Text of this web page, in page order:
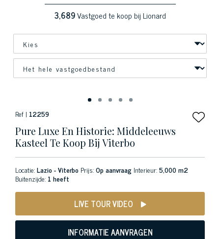
3,689Vastgoed te koop bij Lionard
Ref | 12259
Pure Luxe En Historie: Middeleeuws
Kasteel Te Koop Bij Viterbo
Locatie:Lazio - Viterbo Prijs:Op aanvraag Interieur:5,000 m2
Buitenzijde: 1 heeft
LIVE TOUR VIDEO
INFORMATIE AANVRAGEN